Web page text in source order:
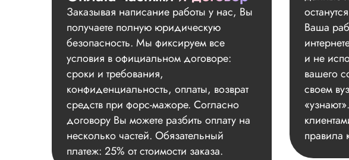
Заказывая написание работы у нас, Вы
получаете полную юридическую
безопасность. Мы фиксируем все
условия в официальном договоре:
сроки и требования,
конфиденциальность, оплаты, возврат
средств при форс-мажоре. Согласно
договору Вы можете разбить оплату на
несколько частей. Обязательный
платеж: 25% от стоимости заказа.
Ваша
и не
вашего
своем
правила